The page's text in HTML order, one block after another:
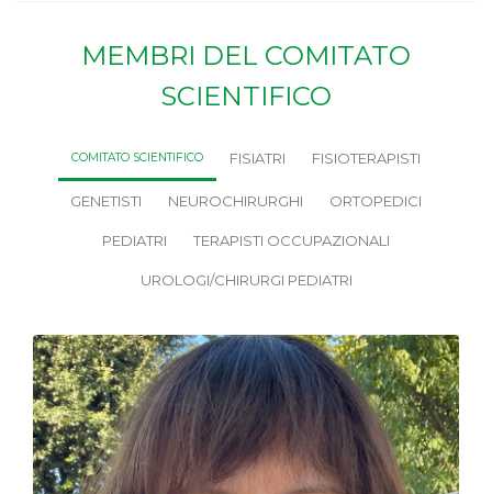
MEMBRI DEL COMITATO
SCIENTIFICO
COMITATO SCIENTIFICO FISIATRI FISIOTERAPISTI
GENETISTI NEUROCHIRURGHI ORTOPEDICI
PEDIATRI TERAPISTI OCCUPAZIONALI
UROLOGI/CHIRURGI PEDIATRI